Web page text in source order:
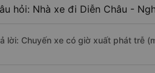
hỏi: Nhà xe đi Diễn Châu -
lời: Chuyến xe có giờ xuất phát trễ